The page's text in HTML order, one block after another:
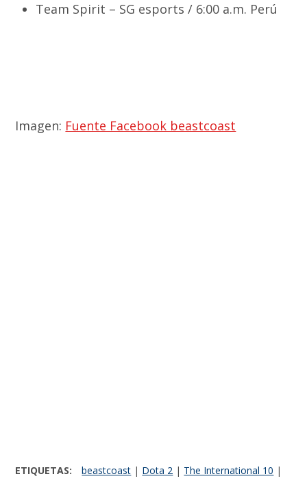
Team Spirit – SG esports / 6:00 a.m. Perú
Imagen: Fuente Facebook beastcoast
ETIQUETAS: beastcoast | Dota 2 | The International 10 |